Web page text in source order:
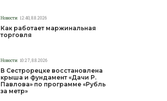
Новости 12:40, 8.8.2026
Как работает маржинальная
торговля
Новости 10:27, 8.8.2026
В Сестрорецке восстановлена
крыша и фундамент «Дачи Р.
Павлова» по программе «Рубль
за метр»